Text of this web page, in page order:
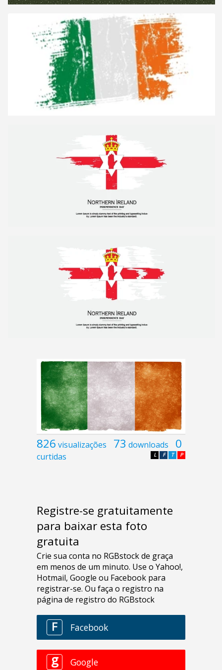
826 visualizações 73 downloads 0
curtidas P
T
F
L
Registre-se gratuitamente
para baixar esta foto
gratuita